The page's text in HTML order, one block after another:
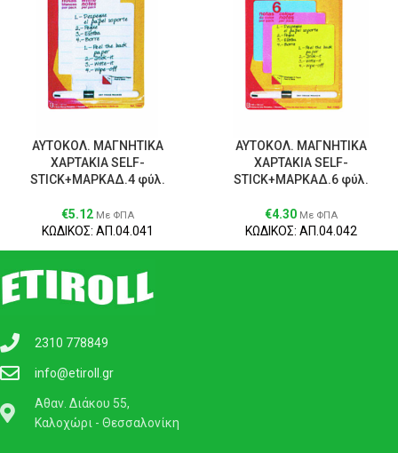
ΑΥΤΟΚΟΛ. ΜΑΓΝΗΤΙΚΑ
ΧΑΡΤΑΚΙΑ SELF-
STICK+ΜΑΡΚΑΔ.4 φύλ.
€5.12 Με ΦΠΑ
ΚΩΔΙΚΟΣ: ΑΠ.04.041
ΑΥΤΟΚΟΛ. ΜΑΓΝΗΤΙΚΑ
ΧΑΡΤΑΚΙΑ SELF-
STICK+ΜΑΡΚΑΔ.6 φύλ.
€4.30 Με ΦΠΑ
ΚΩΔΙΚΟΣ: ΑΠ.04.042
2310 778849
info@etiroll.gr
Αθαν. Διάκου 55,
Καλοχώρι - Θεσσαλονίκη